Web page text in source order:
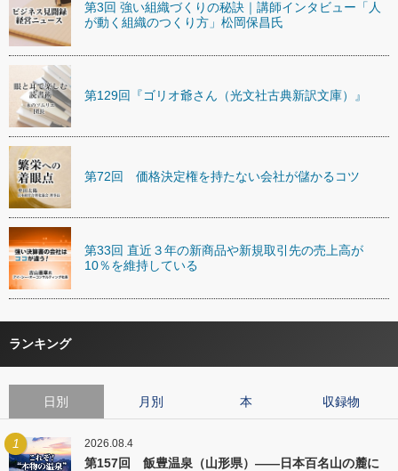
第3回 強い組織づくりの秘訣｜講師インタビュー「人
が動く組織のつくり方」松岡保昌氏
第129回『ゴリオ爺さん（光文社古典新訳文庫）』
第72回 価格決定権を持たない会社が儲かるコツ
第33回 直近３年の新商品や新規取引先の売上高が
10％を維持している
ランキング
日別 月別 本 収録物
1 2026.08.4
第157回 飯豊温泉（山形県）――日本百名山の麓に